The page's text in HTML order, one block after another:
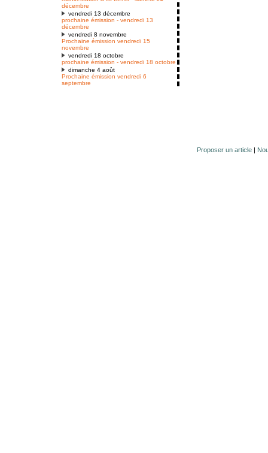
décembre
vendredi 13 décembre
prochaine émission - vendredi 13
décembre
vendredi 8 novembre
Prochaine émission vendredi 15
novembre
vendredi 18 octobre
prochaine émission - vendredi 18 octobre
dimanche 4 août
Prochaine émission vendredi 6
septembre
Proposer un article |